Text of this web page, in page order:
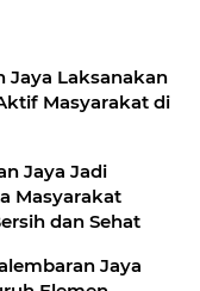
Jaya Laksanakan
Masyarakat di
Jaya Jadi
Masyarakat
dan Sehat
Jaya